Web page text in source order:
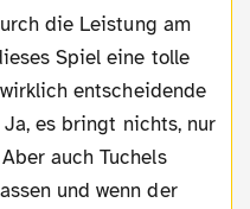
die Leistung am
Spiel eine tolle
entscheidende
es bringt nichts, nur
auch Tuchels
und wenn der